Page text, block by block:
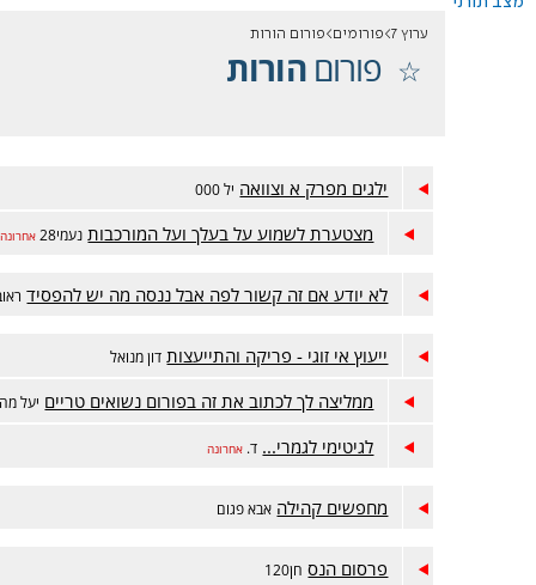
ערוץ 7 פורומים פורום הורות
פורוםהורות
ילגים מפרק א וצוואה יל 000
מצטערת לשמוע על בעלך ועל המורכבות נעמי28 אחרונה
לא יודע אם זה קשור לפה אבל ננסה מה יש להפסיד
ייעוץ אי זוגי - פריקה והתייעצות דון מנואל
ממליצה לך לכתוב את זה בפורום נשואים טריים יעל
לגיטימי לגמרי... ד. אחרונה
מחפשים קהילה אבא פגום
פרסום הנס חן120